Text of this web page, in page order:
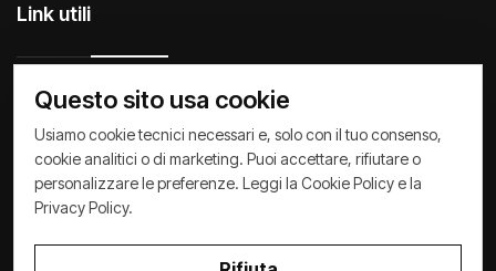
Link utili
Raccontiamo di Noi Comunicati Società
Privacy Policy Cookie Policy Archivio News
Questo sito usa cookie
Usiamo cookie tecnici necessari e, solo con il tuo consenso,
cookie analitici o di marketing. Puoi accettare, rifiutare o
personalizzare le preferenze. Leggi la Cookie Policy e la
Privacy Policy.